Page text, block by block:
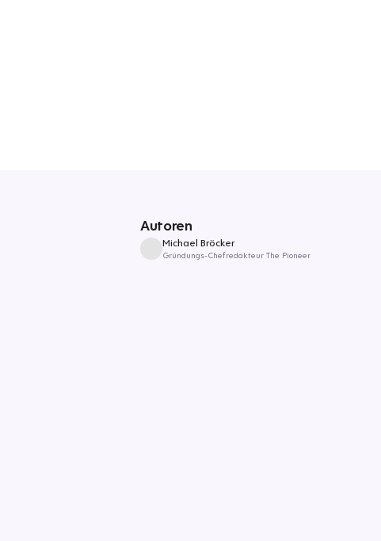
Autoren
Michael Bröcker
Gründungs-Chefredakteur The Pioneer